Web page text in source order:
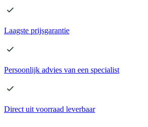
Laagste prijsgarantie
Persoonlijk advies van een specialist
Direct uit voorraad leverbaar